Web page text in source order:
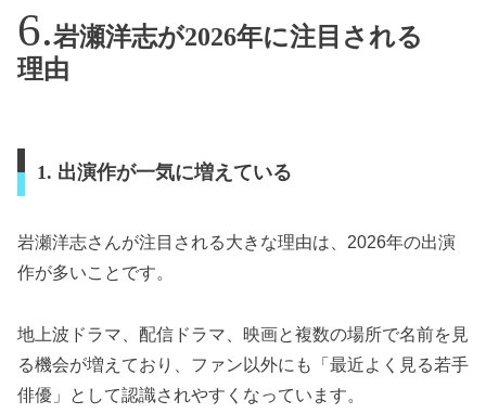
岩瀬洋志が2026年に注目される
理由
1. 出演作が一気に増えている
岩瀬洋志さんが注目される大きな理由は、2026年の出演
作が多いことです。
地上波ドラマ、配信ドラマ、映画と複数の場所で名前を見
る機会が増えており、ファン以外にも「最近よく見る若手
俳優」として認識されやすくなっています。